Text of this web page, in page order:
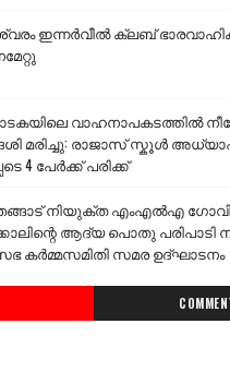
ഇന്നർവീൽ ക്ലബ്
വാഹനാപകടത്തിൽ
മരിച്ചു: രാജാസ് സ്കൂൾ
4 പേർക്ക് പരിക്ക്
നിയുക്ത എംഎൽഎ
ആദ്യ പൊതു പരിപാടി
കർമ്മസമിതി സമര ഉദ്ഘാടനം